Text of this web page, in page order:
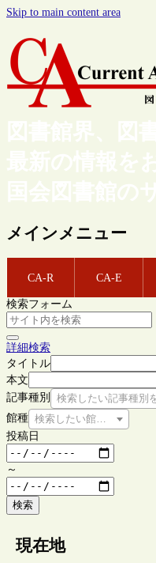
Skip to main content area
図書館界、図
最新の情報を
国会図書館の
メインメニュー
CA-R CA-E
検索フォーム
詳細検索
タイトル
本文
記事種別
検索したい記事種別
館種 検索したい館種を選択して
投稿日
～
検索
現在地